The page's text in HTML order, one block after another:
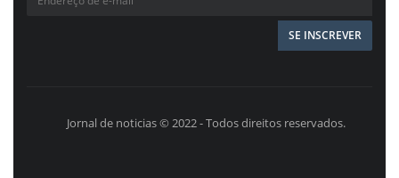
Jornal de noticias © 2022 - Todos direitos reservados.